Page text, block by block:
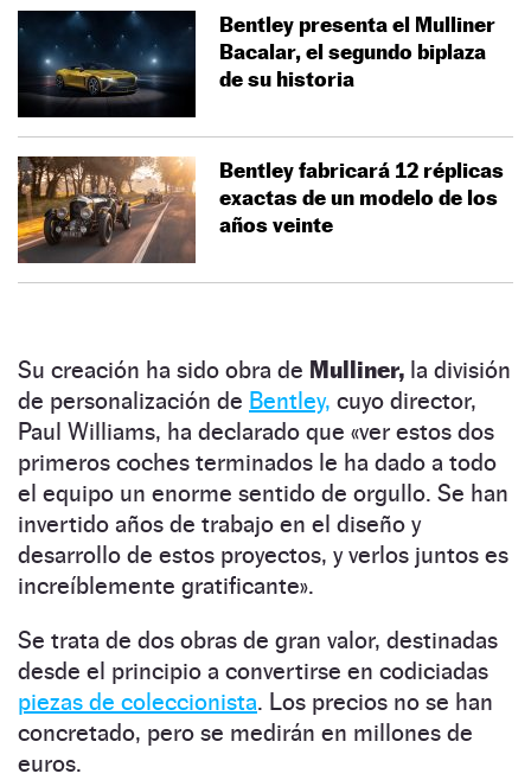
Bentley presenta el Mulliner
Bacalar, el segundo biplaza
de su historia
Bentley fabricará 12 réplicas
exactas de un modelo de los
años veinte
Su creación ha sido obra de Mulliner, la división
de personalización de Bentley, cuyo director,
Paul Williams, ha declarado que «ver estos dos
primeros coches terminados le ha dado a todo
el equipo un enorme sentido de orgullo. Se han
invertido años de trabajo en el diseño y
desarrollo de estos proyectos, y verlos juntos es
increíblemente gratificante».
Se trata de dos obras de gran valor, destinadas
desde el principio a convertirse en codiciadas
piezas de coleccionista. Los precios no se han
concretado, pero se medirán en millones de
euros.